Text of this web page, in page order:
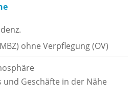
ohne Verpflegung (OV)
und Geschäfte in der Nähe